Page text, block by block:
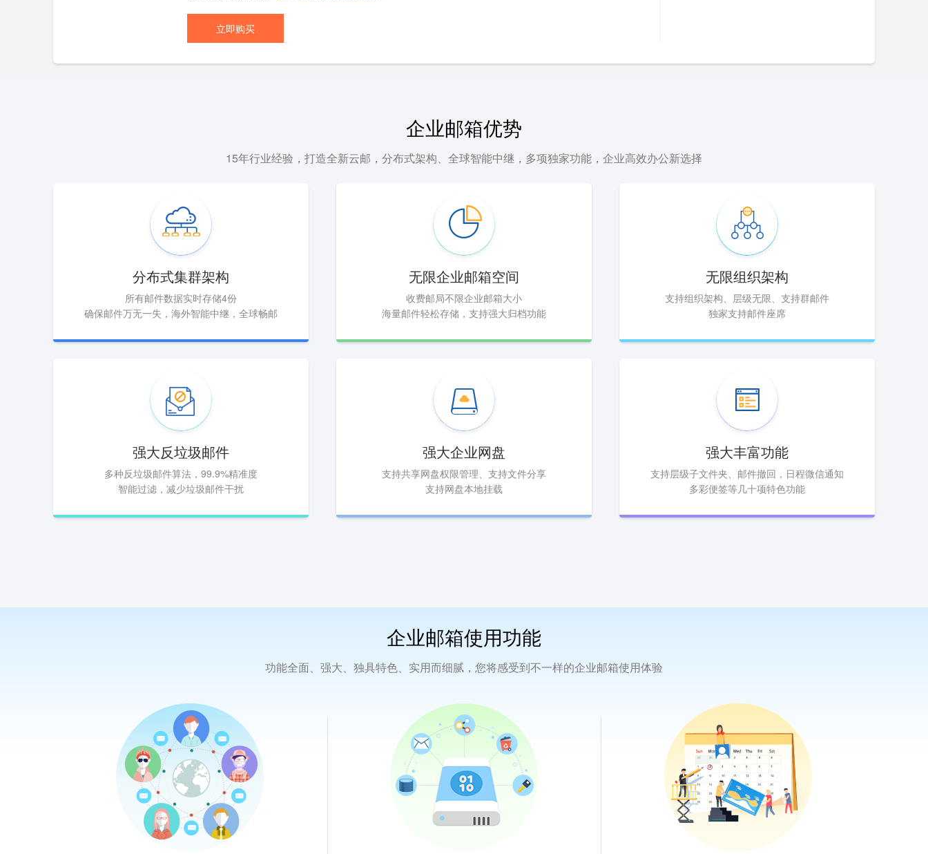
企业邮箱优势
15年行业经验，打造全新云邮，分布式架构、全球智能中继，多项独家功能，企业高效办公新选择
分布式集群架构
所有邮件数据实时存储4份
确保邮件万无一失，海外智能中继，全球畅邮
无限企业邮箱空间
收费邮局不限企业邮箱大小
海量邮件轻松存储，支持强大归档功能
无限组织架构
支持组织架构、层级无限、支持群邮件
独家支持邮件座席
强大反垃圾邮件
多种反垃圾邮件算法，99.9%精准度
智能过滤，减少垃圾邮件干扰
强大企业网盘
支持共享网盘权限管理、支持文件分享
支持网盘本地挂载
强大丰富功能
支持层级子文件夹、邮件撤回，日程微信通知
多彩便签等几十项特色功能
企业邮箱使用功能
功能全面、强大、独具特色、实用而细腻，您将感受到不一样的企业邮箱使用体验